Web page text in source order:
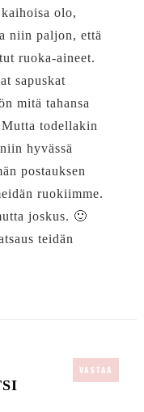
olo,
niin paljon, että
ruoka-aineet.
sapuskat
mitä tahansa
todellakin
hyvässä
postauksen
ruokiimme.
joskus. 🙂
teidän
VASTAA